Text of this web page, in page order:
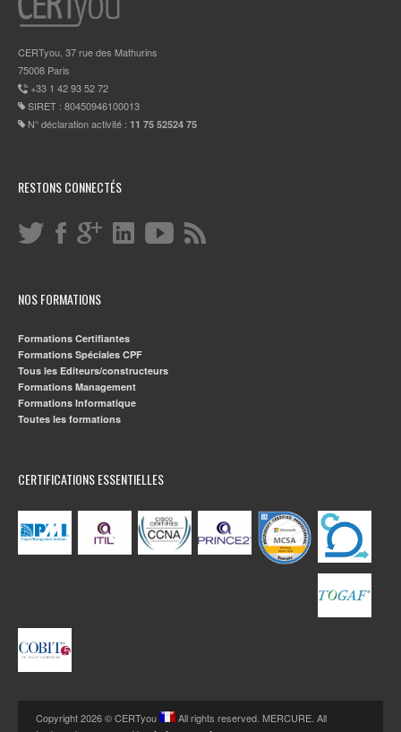
CERTyou, 37 rue des Mathurins
75008 Paris
+33 1 42 93 52 72
SIRET : 80450946100013
N° déclaration activité : 11 75 52524 75
RESTONS CONNECTÉS
NOS FORMATIONS
Formations Certifiantes
Formations Spéciales CPF
Tous les Editeurs/constructeurs
Formations Management
Formations Informatique
Toutes les formations
CERTIFICATIONS ESSENTIELLES
Copyright 2026 © CERTyou
All rights reserved. MERCURE. All